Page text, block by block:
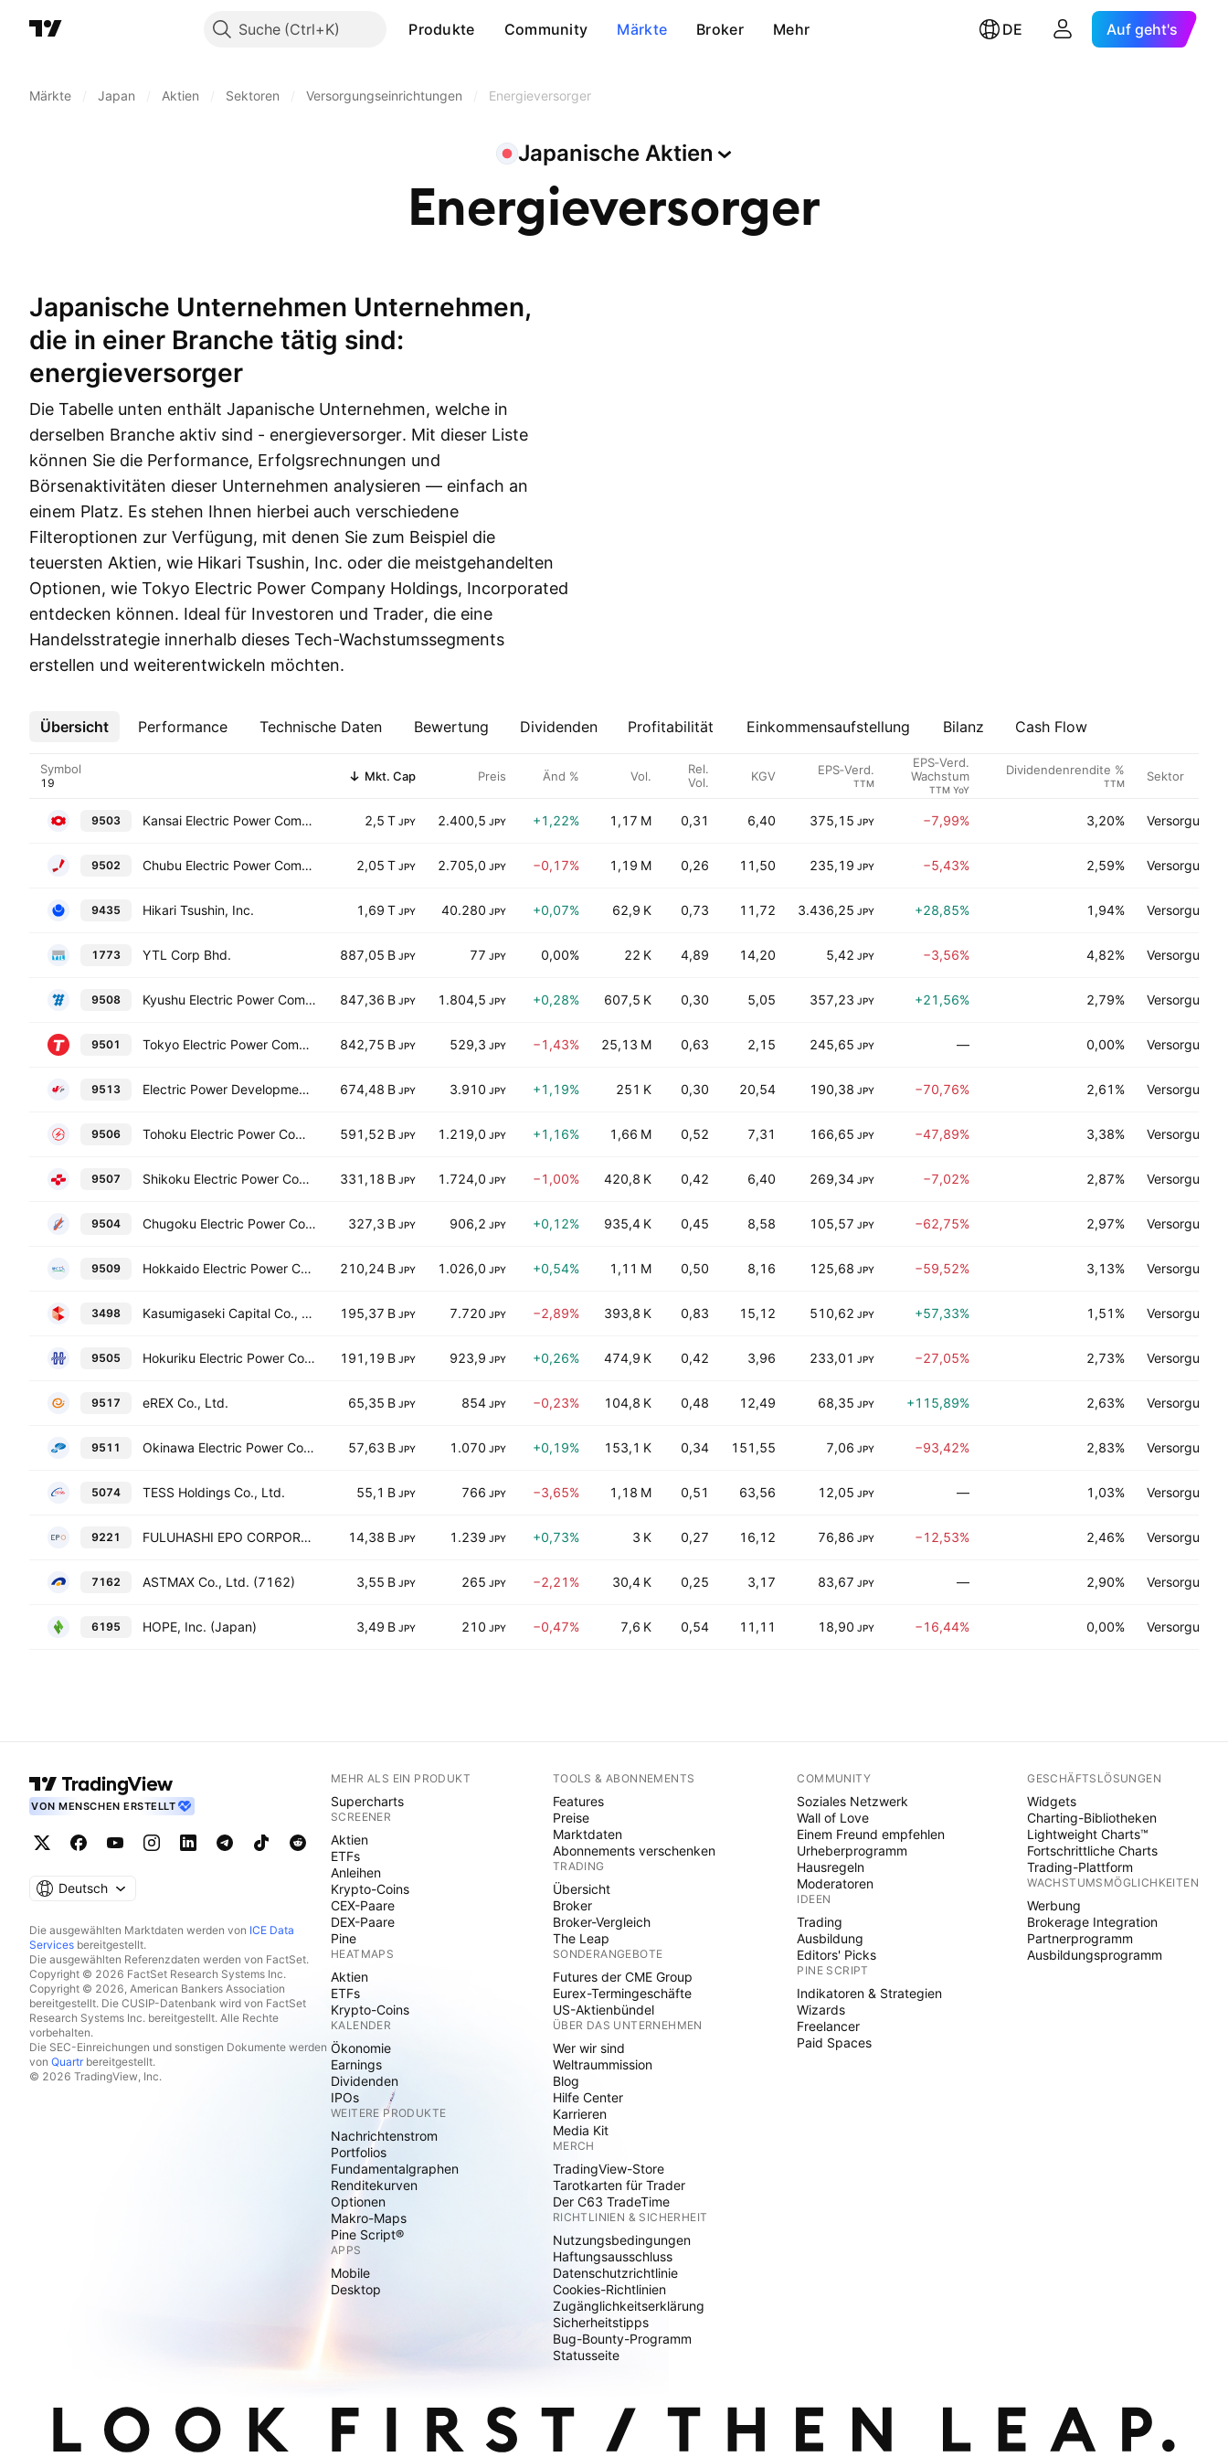
Suche Produkte Community Märkte Broker Mehr DE Auf geht's
Märkte Japan Aktien Sektoren Versorgungseinrichtungen Energieversorger
Japanische Aktien
Energieversorger
Japanische Unternehmen Unternehmen,
die in einer Branche tätig sind:
energieversorger
Die Tabelle unten enthält Japanische Unternehmen, welche in
derselben Branche aktiv sind - energieversorger. Mit dieser Liste
können Sie die Performance, Erfolgsrechnungen und
Börsenaktivitäten dieser Unternehmen analysieren — einfach an
einem Platz. Es stehen Ihnen hierbei auch verschiedene
Filteroptionen zur Verfügung, mit denen Sie zum Beispiel die
teuersten Aktien, wie Hikari Tsushin, Inc. oder die meistgehandelten
Optionen, wie Tokyo Electric Power Company Holdings, Incorporated
entdecken können. Ideal für Investoren und Trader, die eine
Handelsstrategie innerhalb dieses Tech-Wachstumssegments
erstellen und weiterentwickeln möchten.
Übersicht Performance Technische Daten Bewertung Dividenden Profitabilität Einkommensaufstellung Bilanz Cash Flow
Mehr
Symbol Mkt. Cap Preis Änd % Vol.
Rel.
Vol.
KGV EPS‑Verd.
TTM
EPS‑Verd.
Wachstum
TTM YoY
Dividendenrendite %
TTM Sektor
9503 Kansai Electric Power Company, Incorporated 2,5 T JPY 2.400,5 JPY +1,22% 1,17 M 0,31 6,40 375,15 JPY −7,99% 3,20%
9502 Chubu Electric Power Company,Incorporated 2,05 T JPY 2.705,0 JPY −0,17% 1,19 M 0,26 11,50 235,19 JPY −5,43% 2,59%
9435 Hikari Tsushin, Inc. 1,69 T JPY 40.280 JPY +0,07% 62,9 K 0,73 11,72 3.436,25 JPY +28,85% 1,94%
1773 YTL Corp Bhd. 887,05 B JPY 77 JPY 0,00% 22 K 4,89 14,20 5,42 JPY −3,56% 4,82%
9508 Kyushu Electric Power Company,Incorporated 847,36 B JPY 1.804,5 JPY +0,28% 607,5 K 0,30 5,05 357,23 JPY +21,56% 2,79%
9501 Tokyo Electric Power Company Holdings, Incorporated 842,75 B JPY 529,3 JPY −1,43% 25,13 M 0,63 2,15 245,65 JPY — 0,00%
9513 Electric Power Development Co., Ltd. 674,48 B JPY 3.910 JPY +1,19% 251 K 0,30 20,54 190,38 JPY −70,76% 2,61%
9506 Tohoku Electric Power Company, Incorporated 591,52 B JPY 1.219,0 JPY +1,16% 1,66 M 0,52 7,31 166,65 JPY −47,89% 3,38%
9507 Shikoku Electric Power Company, Incorporated 331,18 B JPY 1.724,0 JPY −1,00% 420,8 K 0,42 6,40 269,34 JPY −7,02% 2,87%
9504 Chugoku Electric Power Co., Inc. 327,3 B JPY 906,2 JPY +0,12% 935,4 K 0,45 8,58 105,57 JPY −62,75% 2,97%
9509 Hokkaido Electric Power Company,Incorporated 210,24 B JPY 1.026,0 JPY +0,54% 1,11 M 0,50 8,16 125,68 JPY −59,52% 3,13%
3498 Kasumigaseki Capital Co., Ltd. 195,37 B JPY 7.720 JPY −2,89% 393,8 K 0,83 15,12 510,62 JPY +57,33% 1,51%
9505 Hokuriku Electric Power Company 191,19 B JPY 923,9 JPY +0,26% 474,9 K 0,42 3,96 233,01 JPY −27,05% 2,73%
9517 eREX Co., Ltd. 65,35 B JPY 854 JPY −0,23% 104,8 K 0,48 12,49 68,35 JPY +115,89% 2,63%
9511 Okinawa Electric Power Co., Inc. 57,63 B JPY 1.070 JPY +0,19% 153,1 K 0,34 151,55 7,06 JPY −93,42% 2,83%
5074 TESS Holdings Co., Ltd. 55,1 B JPY 766 JPY −3,65% 1,18 M 0,51 63,56 12,05 JPY — 1,03%
9221 FULUHASHI EPO CORPORATION 14,38 B JPY 1.239 JPY +0,73% 3 K 0,27 16,12 76,86 JPY −12,53% 2,46%
7162 ASTMAX Co., Ltd. (7162) 3,55 B JPY 265 JPY −2,21% 30,4 K 0,25 3,17 83,67 JPY — 2,90%
6195 HOPE, Inc. (Japan) 3,49 B JPY 210 JPY −0,47% 7,6 K 0,54 11,11 18,90 JPY −16,44% 0,00%
VON MENSCHEN ERSTELLT
Deutsch
Die ausgewählten Marktdaten werden von ICE Data
Services bereitgestellt.
Die ausgewählten Referenzdaten werden von FactSet.
Copyright © 2026 FactSet Research Systems Inc.
Copyright © 2026, American Bankers Association
bereitgestellt. Die CUSIP-Datenbank wird von FactSet
Research Systems Inc. bereitgestellt. Alle Rechte
vorbehalten.
Die SEC-Einreichungen und sonstigen Dokumente werden
von Quartrbereitgestellt.
© 2026 TradingView, Inc.
MEHR ALS EIN PRODUKT
Supercharts
SCREENER
Aktien
ETFs
Anleihen
Krypto-Coins
CEX-Paare
DEX-Paare
Pine
HEATMAPS
Aktien
ETFs
Krypto-Coins
KALENDER
Ökonomie
Earnings
Dividenden
IPOs
WEITERE PRODUKTE
Nachrichtenstrom
Portfolios
Fundamentalgraphen
Renditekurven
Optionen
Makro-Maps
Pine Script®
APPS
Mobile
Desktop
TOOLS & ABONNEMENTS
Features
Preise
Marktdaten
Abonnements verschenken
TRADING
Übersicht
Broker
Broker-Vergleich
The Leap
SONDERANGEBOTE
Futures der CME Group
Eurex-Termingeschäfte
US-Aktienbündel
ÜBER DAS UNTERNEHMEN
Wer wir sind
Weltraummission
Blog
Hilfe Center
Karrieren
Media Kit
MERCH
TradingView-Store
Tarotkarten für Trader
Der C63 TradeTime
RICHTLINIEN & SICHERHEIT
Nutzungsbedingungen
Haftungsausschluss
Datenschutzrichtlinie
Cookies-Richtlinien
Zugänglichkeitserklärung
Sicherheitstipps
Bug-Bounty-Programm
Statusseite
COMMUNITY
Soziales Netzwerk
Wall of Love
Einem Freund empfehlen
Urheberprogramm
Hausregeln
Moderatoren
IDEEN
Trading
Ausbildung
Editors' Picks
PINE SCRIPT
Indikatoren & Strategien
Wizards
Freelancer
Paid Spaces
GESCHÄFTSLÖSUNGEN
Widgets
Charting-Bibliotheken
Lightweight Charts™
Fortschrittliche Charts
Trading-Plattform
WACHSTUMSMÖGLICHKEITEN
Werbung
Brokerage Integration
Partnerprogramm
Ausbildungsprogramm